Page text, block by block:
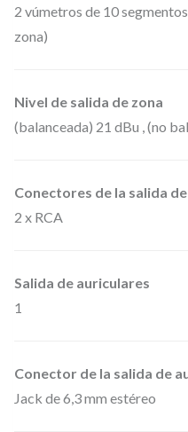
2 vúmetros de 10
zona)
Nivel de salida de zona
(balanceada) 21 dBu , (no
Conectores de la salida
2 x RCA
Salida de auriculares
1
Conector de la salida de
Jack de 6,3 mm estéreo